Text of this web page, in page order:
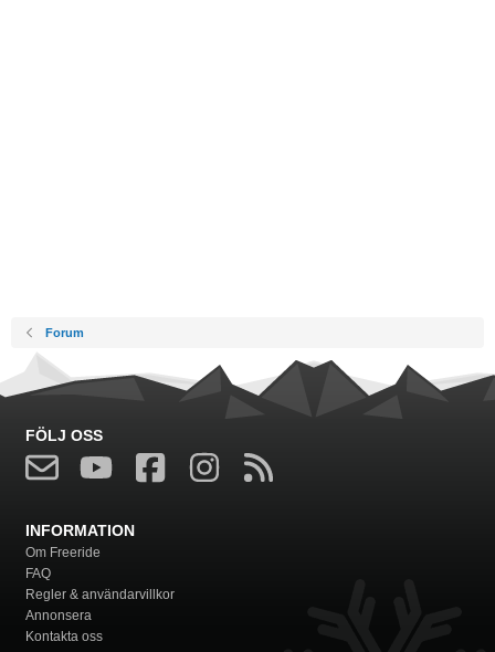
Forum
FÖLJ OSS
INFORMATION
Om Freeride
FAQ
Regler & användarvillkor
Annonsera
Kontakta oss